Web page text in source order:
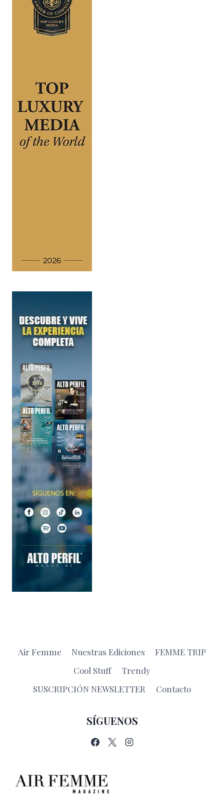
Air Femme Nuestras Ediciones
FEMME TRIP
Cool Stuff
Trendy
SUSCRIPCIÓN NEWSLETTER
Contacto
SÍGUENOS